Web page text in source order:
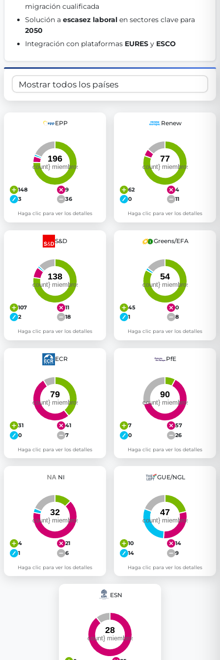
Get Involved
Become a member:
Support democracy:Help us strengthen accountability
migración cualificada
Solución a escasez laboral
2050
Integración con plataformas EURES y ESCO
EPP
148
9
3
36
Haga clic para ver los detalles
Renew
62
4
0
11
Haga clic para ver los detalles
S&D
107
11
2
18
Haga clic para ver los detalles
Greens/EFA
45
0
1
8
Haga clic para ver los detalles
ECR
31
41
0
7
Haga clic para ver los detalles
PfE
7
57
0
26
Haga clic para ver los detalles
NI
4
21
1
6
Haga clic para ver los detalles
GUE/NGL
10
14
14
9
Haga clic para ver los detalles
ESN